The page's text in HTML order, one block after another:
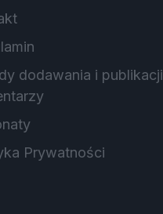
dodawania i publikacji
Prywatności